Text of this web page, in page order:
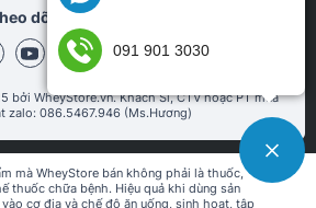
dõi chũng tôi tại
WheyStore.vn. Khách Sỉ, CTV hoặc PT mua
zalo: 086.5467.946 (Ms.Hương)
mà WheyStore bán không phải là thuốc,
thuốc chữa bệnh. Hiệu quả khi dùng sản
cơ địa và chế độ ăn uống, sinh hoạt, tập
091 901 3030